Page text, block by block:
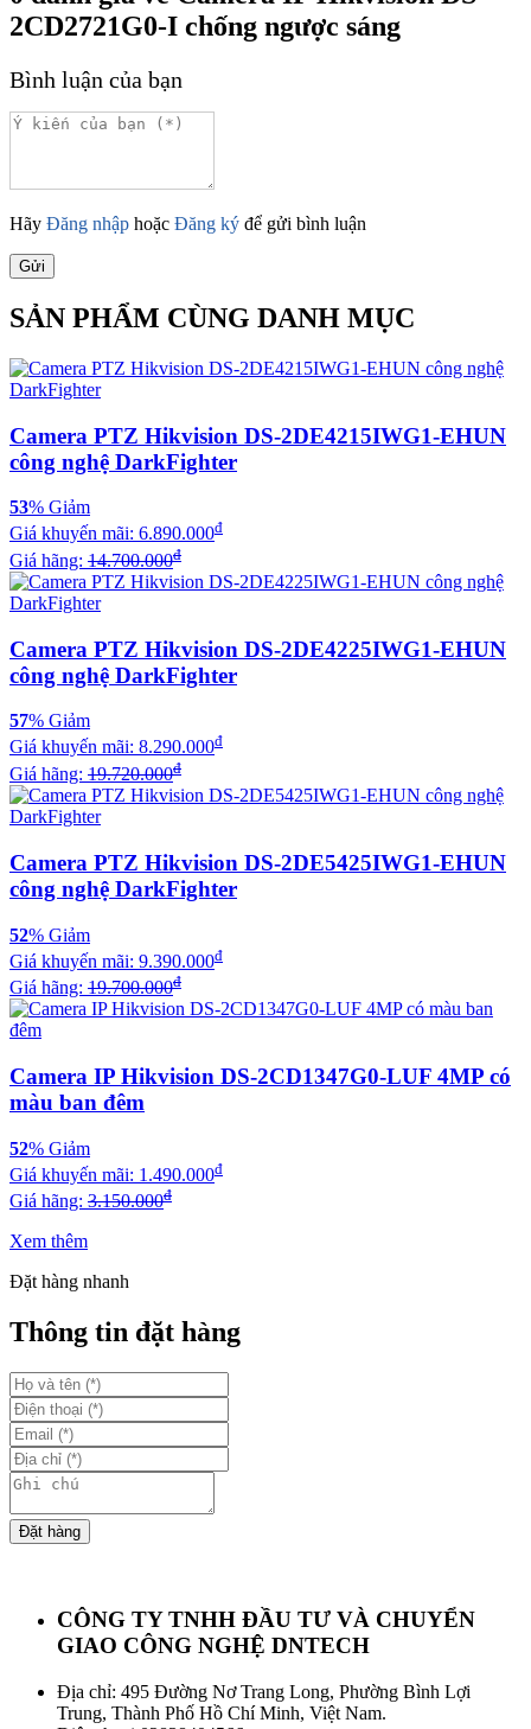
2CD2721G0-I chống ngược sáng
Bình luận của bạn
Hãy Đăng nhập hoặc Đăng ký để gửi bình luận
Gửi
SẢN PHẨM CÙNG DANH MỤC
Camera PTZ Hikvision DS-2DE4215IWG1-EHUN
công nghệ DarkFighter
53% Giảm
Giá khuyến mãi: 6.890.000đ
Giá hãng: 14.700.000đ
Camera PTZ Hikvision DS-2DE4225IWG1-EHUN
công nghệ DarkFighter
57% Giảm
Giá khuyến mãi: 8.290.000đ
Giá hãng: 19.720.000đ
Camera PTZ Hikvision DS-2DE5425IWG1-EHUN
công nghệ DarkFighter
52% Giảm
Giá khuyến mãi: 9.390.000đ
Giá hãng: 19.700.000đ
Camera IP Hikvision DS-2CD1347G0-LUF 4MP có
màu ban đêm
52% Giảm
Giá khuyến mãi: 1.490.000đ
Giá hãng: 3.150.000đ
Xem thêm
Đặt hàng nhanh
Thông tin đặt hàng
Đặt hàng
CÔNG TY TNHH ĐẦU TƯ VÀ CHUYỂN
GIAO CÔNG NGHỆ DNTECH
Địa chỉ: 495 Đường Nơ Trang Long, Phường Bình Lợi
Trung, Thành Phố Hồ Chí Minh, Việt Nam.